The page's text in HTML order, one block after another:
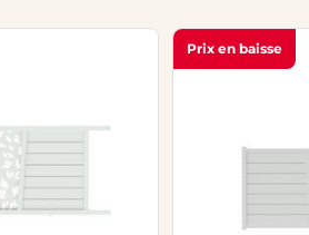
Prix en baisse